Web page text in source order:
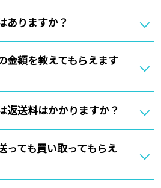
ありますか？
金額を教えてもらえます
返送料はかかりますか？
っても買い取ってもらえ